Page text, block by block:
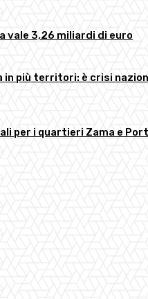
vale 3,26 miliardi di euro
più territori: è crisi
per i quartieri Zama e